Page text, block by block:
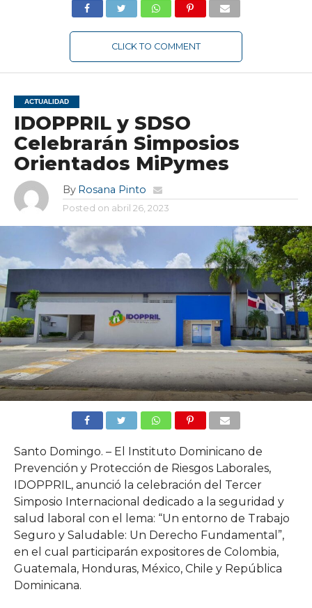
CLICK TO COMMENT
ACTUALIDAD
IDOPPRIL y SDSO
Celebrarán Simposios
Orientados MiPymes
By Rosana Pinto
Posted on abril 26, 2023
Santo Domingo. – El Instituto Dominicano de
Prevención y Protección de Riesgos Laborales,
IDOPPRIL, anunció la celebración del Tercer
Simposio Internacional dedicado a la seguridad y
salud laboral con el lema: “Un entorno de Trabajo
Seguro y Saludable: Un Derecho Fundamental”,
en el cual participarán expositores de Colombia,
Guatemala, Honduras, México, Chile y República
Dominicana.